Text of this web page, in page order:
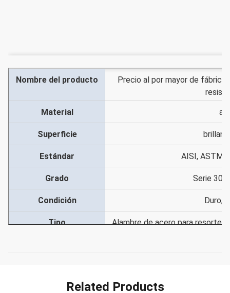
Nombre del producto
Precio al por mayor de fábrica
Material
Superficie
Estándar AISI, ASTM,
Grado Serie
Condición Duro,
Tipo
Alambre de acero para resortes
Related Products